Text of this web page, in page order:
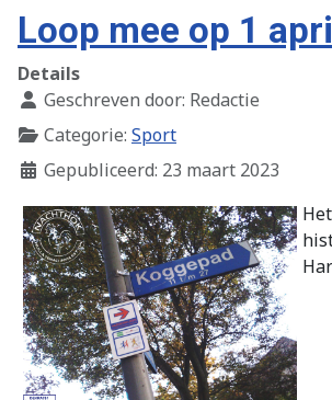
Loop mee op 1
Details
Geschreven door: Redactie
Categorie: Sport
Gepubliceerd: 23 maart 2023